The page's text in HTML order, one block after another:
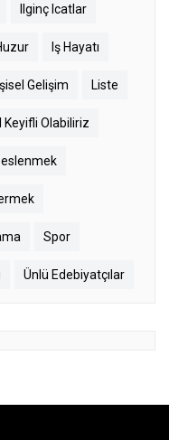
Ilginç Icatlar
Iş Hayatı
Gelişim Liste
Keyifli Olabiliriz
Spor
Ünlü Edebiyatçılar